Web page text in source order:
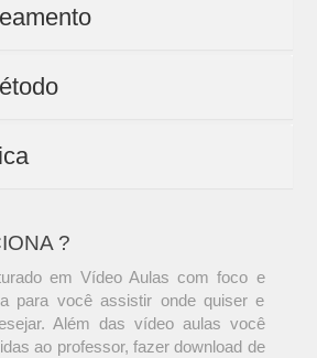
?
em Vídeo Aulas com foco e
para você assistir onde quiser e
Além das vídeo aulas você
ao professor, fazer download de